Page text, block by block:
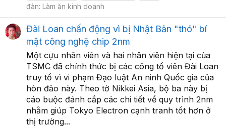
đàn: Làm ăn kinh doanh
Đài Loan chấn động vì bị Nhật Bản "thó" bí
mật công nghệ chip 2nm
Một cựu nhân viên và hai nhân viên hiện tại của
TSMC đã chính thức bị các công tố viên Đài Loan
truy tố vì vi phạm Đạo luật An ninh Quốc gia của
hòn đảo này. Theo tờ Nikkei Asia, bộ ba này bị
cáo buộc đánh cắp các chi tiết về quy trình 2nm
nhằm giúp Tokyo Electron cạnh tranh tốt hơn ở
thị trường...